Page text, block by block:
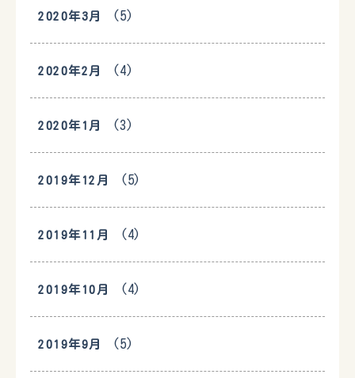
2020年3月 (5)
2020年2月 (4)
2020年1月 (3)
2019年12月 (5)
2019年11月 (4)
2019年10月 (4)
2019年9月 (5)